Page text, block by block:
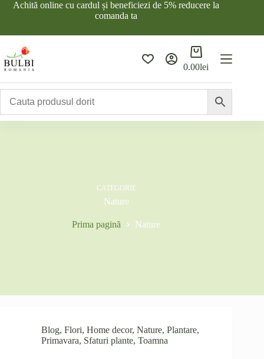
Achită online cu cardul și beneficiezi de 5% reducere la
comanda ta
Coș
de
cumpărături
0.00lei
CATEGORIE
Nature
Prima pagină Nature
Blog, Flori, Home decor, Nature, Plantare,
Primavara, Sfaturi plante, Toamna